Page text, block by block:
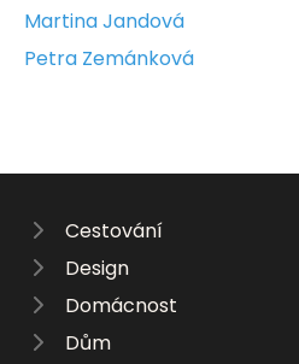
Martina Jandová
Petra Zemánková
Cestování
Design
Domácnost
Dům